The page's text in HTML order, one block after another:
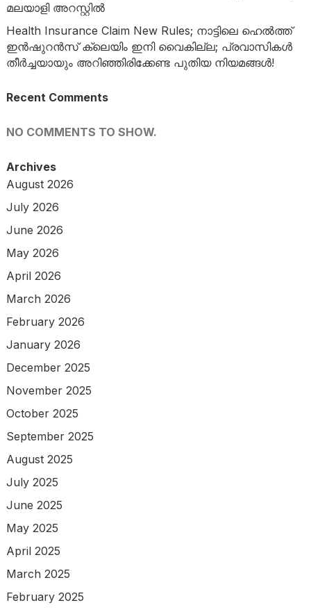
മലയാളി അറസ്റ്റിൽ
Health Insurance Claim New Rules; നാട്ടിലെ ഹെൽത്ത്
ഇൻഷുറൻസ് ക്ലെയിം ഇനി വൈകില്ല; പ്രവാസികൾ
തീർച്ചയായും അറിഞ്ഞിരിക്കേണ്ട പുതിയ നിയമങ്ങൾ!
Recent Comments
NO COMMENTS TO SHOW.
Archives
August 2026
July 2026
June 2026
May 2026
April 2026
March 2026
February 2026
January 2026
December 2025
November 2025
October 2025
September 2025
August 2025
July 2025
June 2025
May 2025
April 2025
March 2025
February 2025